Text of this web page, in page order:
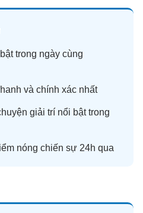
trong ngày cùng
và chính xác nhất
giải trí nổi bật trong
nóng chiến sự 24h qua